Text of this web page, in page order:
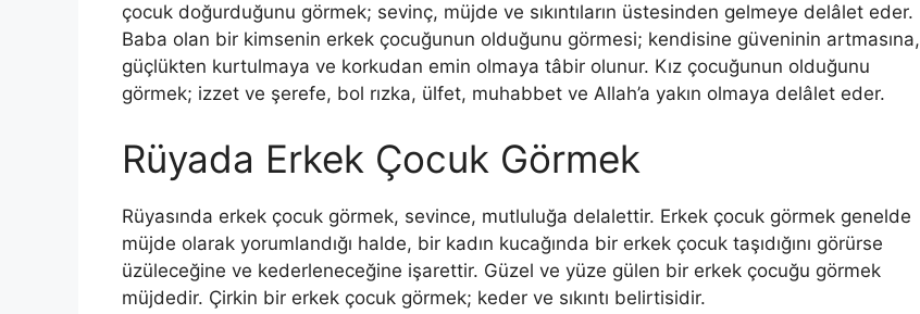
çocuk doğurduğunu görmek; sevinç, müjde ve sıkıntıların üstesinden gelmeye delâlet eder.
Baba olan bir kimsenin erkek çocuğunun olduğunu görmesi; kendisine güveninin artmasına,
güçlükten kurtulmaya ve korkudan emin olmaya tâbir olunur. Kız çocuğunun ol­duğunu
görmek; izzet ve şerefe, bol rızka, ülfet, muhab­bet ve Allah’a yakın olmaya delâlet eder.
Rüyada Erkek Çocuk Görmek
Rüyasında erkek çocuk görmek, sevince, mutluluğa delalettir. Erkek çocuk görmek genelde
müjde olarak yorumlandığı halde, bir kadın kucağında bir erkek çocuk taşıdığını görürse
üzüleceğine ve kederleneceğine işarettir. Güzel ve yüze gülen bir erkek çocuğu görmek
müjdedir. Çirkin bir erkek çocuk görmek; keder ve sıkıntı belirtisidir.